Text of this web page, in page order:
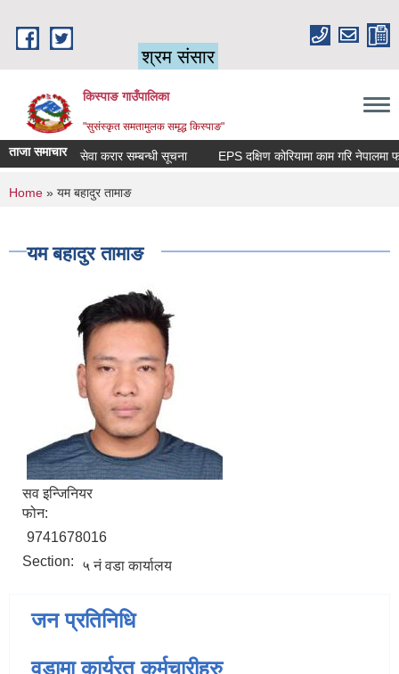
श्रम संसार
किस्पाङ गाउँपालिका
"सुसंस्कृत समतामुलक समृद्ध किस्पाङ"
ताजा समाचार सेवा करार सम्बन्धी सूचना
You are here
Home » यम बहादुर तामाङ
यम बहादुर तामाङ
सव इन्जिनियर
फोन:
9741678016
Section:
५ नं वडा कार्यालय
जन प्रतिनिधि
वडामा कार्यरत कर्मचारीहरु